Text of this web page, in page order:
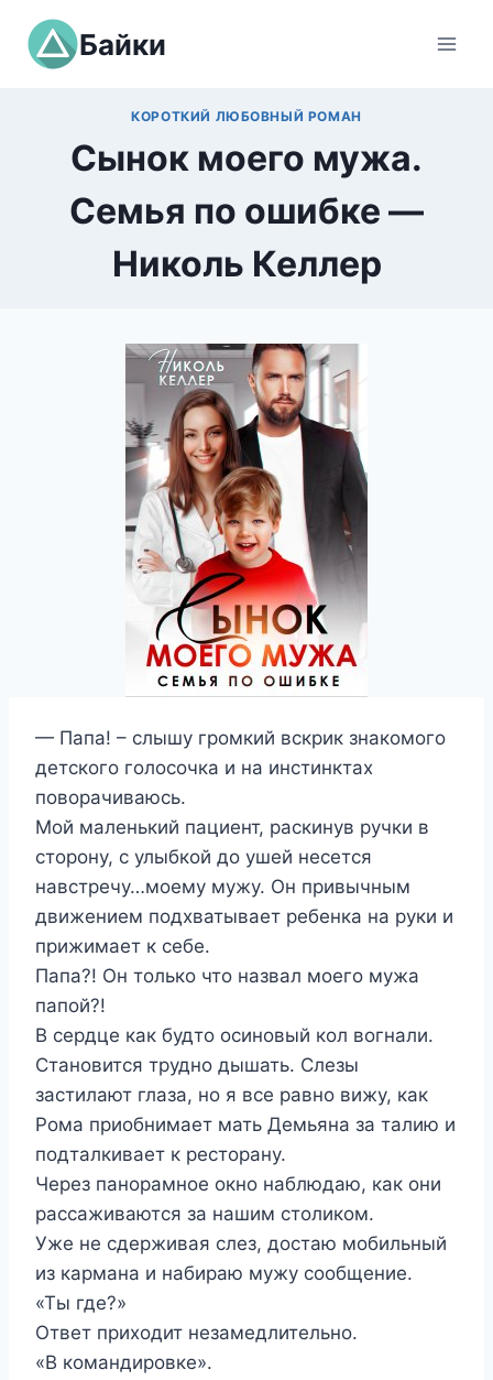
Перейти
содержимому
Байки
КОРОТКИЙ ЛЮБОВНЫЙ РОМАН
Сынок моего мужа.
Семья по ошибке —
Николь Келлер
— Папа! – слышу громкий вскрик знакомого
детского голосочка и на инстинктах
поворачиваюсь.
Мой маленький пациент, раскинув ручки в
сторону, с улыбкой до ушей несется
навстречу…моему мужу. Он привычным
движением подхватывает ребенка на руки и
прижимает к себе.
Папа?! Он только что назвал моего мужа
папой?!
В сердце как будто осиновый кол вогнали.
Становится трудно дышать. Слезы
застилают глаза, но я все равно вижу, как
Рома приобнимает мать Демьяна за талию и
подталкивает к ресторану.
Через панорамное окно наблюдаю, как они
рассаживаются за нашим столиком.
Уже не сдерживая слез, достаю мобильный
из кармана и набираю мужу сообщение.
«Ты где?»
Ответ приходит незамедлительно.
«В командировке».